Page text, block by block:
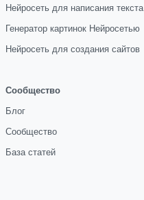
Нейросеть для написания текста
Генератор картинок Нейросетью
Нейросеть для создания сайтов
Сообщество
Блог
Сообщество
База статей